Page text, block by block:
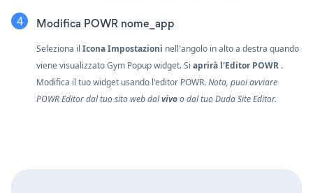
Modifica POWR nome_app
Seleziona il Icona Impostazioni nell'angolo in alto a destra quando
viene visualizzato Gym Popup widget. Si aprirà l'Editor POWR .
Modifica il tuo widget usando l'editor POWR.Nota, puoi avviare
POWR Editor dal tuo sito web dalvivoo dal tuo Duda Site Editor.